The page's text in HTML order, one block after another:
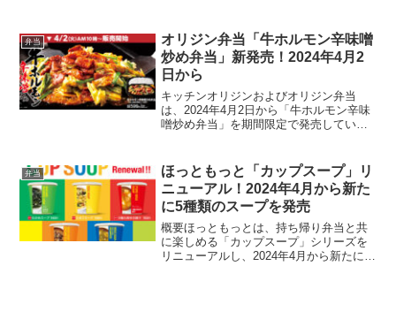
ホントの話」として提供される特別なア
イテムです。「ひっぱ...
弁当
オリジン弁当「牛ホルモン辛味噌
炒め弁当」新発売！2024年4月2
日から
キッチンオリジンおよびオリジン弁当
は、2024年4月2日から「牛ホルモン辛味
噌炒め弁当」を期間限定で発売していま
ャベツを加えたことで、1日に必要な野菜
量の半分を摂取でき...
弁当
ほっともっと「カップスープ」リ
ニューアル！2024年4月から新た
に5種類のスープを発売
概要ほっともっとは、持ち帰り弁当と共
に楽しめる「カップスープ」シリーズを
リニューアルし、2024年4月から新たに5